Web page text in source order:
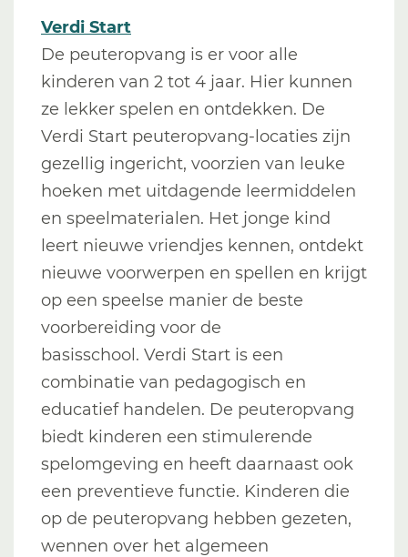
Verdi Start
De peuteropvang is er voor alle
kinderen van 2 tot 4 jaar. Hier kunnen
ze lekker spelen en ontdekken. De
Verdi Start peuteropvang-locaties zijn
gezellig ingericht, voorzien van leuke
hoeken met uitdagende leermiddelen
en speelmaterialen. Het jonge kind
leert nieuwe vriendjes kennen, ontdekt
nieuwe voorwerpen en spellen en krijgt
op een speelse manier de beste
voorbereiding voor de
basisschool. Verdi Start is een
combinatie van pedagogisch en
educatief handelen. De peuteropvang
biedt kinderen een stimulerende
spelomgeving en heeft daarnaast ook
een preventieve functie. Kinderen die
op de peuteropvang hebben gezeten,
wennen over het algemeen